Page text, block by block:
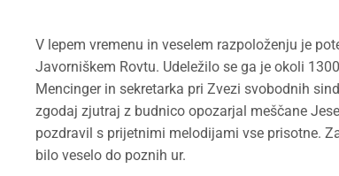
V lepem vremenu in veselem razpoloženju je
Javorniškem Rovtu. Udeležilo se ga je okoli
Mencinger in sekretarka pri Zvezi svobodnih
zgodaj zjutraj z budnico opozarjal meščane
pozdravil s prijetnimi melodijami vse prisotne.
bilo veselo do poznih ur.